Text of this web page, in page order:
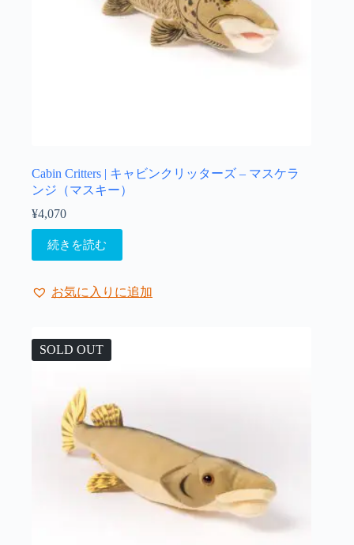
Cabin Critters | キャビンクリッターズ – マスケラ
ンジ（マスキー）
¥4,070
続きを読む
お気に入りに追加
SOLD OUT